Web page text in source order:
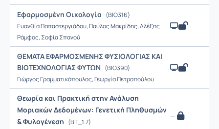
Εφαρμοσμένη Οικολογία (BIO316)
Ευανθία Παπαστεργιάδου, Παύλος Μακρίδης, Αλέξης
Ράμφος, Σοφία Σπανού
ΘΕΜΑΤΑ ΕΦΑΡΜΟΣΜΕΝΗΣ ΦΥΣΙΟΛΟΓΙΑΣ ΚΑΙ
ΒΙΟΤΕΧΝΟΛΟΓΙΑΣ ΦΥΤΩΝ (BIO390)
Γιώργος Γραμματικόπουλος, Γεωργία Πετροπούλου
Θεωρία και Πρακτική στην Ανάλυση
Μοριακών Δεδομένων: Γενετική Πληθυσμών
& Φυλογένεση (ΒΤ_1.7)
—